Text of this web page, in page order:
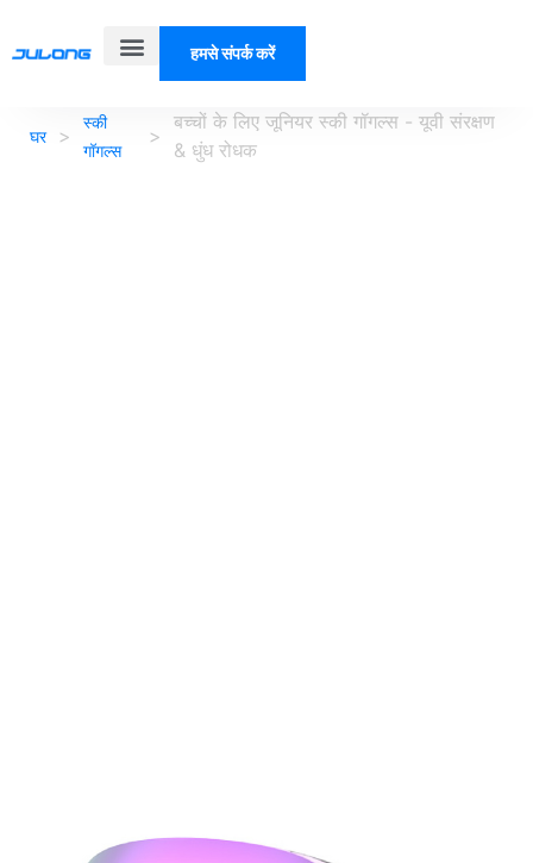
हमसे संपर्क करें
घर >
स्की
गॉगल्स
>
बच्चों के लिए जूनियर स्की गॉगल्स - यूवी संरक्षण
& धुंध रोधक